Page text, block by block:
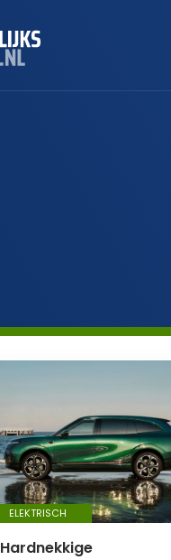
ELEKTRISCH
Hardnekkige